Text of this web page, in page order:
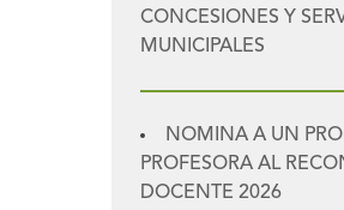
CONCESIONES Y
MUNICIPALES
NOMINA A UN
PROFESORA AL
DOCENTE 2026